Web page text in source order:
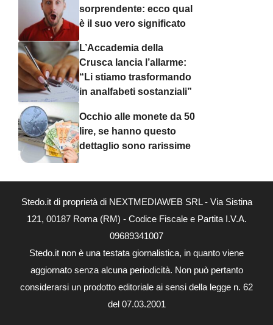
sorprendente: ecco qual
è il suo vero significato
L’Accademia della
Crusca lancia l’allarme:
“Li stiamo trasformando
in analfabeti sostanziali”
Occhio alle monete da 50
lire, se hanno questo
dettaglio sono rarissime
Stedo.it di proprietà di NEXTMEDIAWEB SRL - Via Sistina
121, 00187 Roma (RM) - Codice Fiscale e Partita I.V.A.
09689341007
Stedo.it non è una testata giornalistica, in quanto viene
aggiornato senza alcuna periodicità. Non può pertanto
considerarsi un prodotto editoriale ai sensi della legge n. 62
del 07.03.2001